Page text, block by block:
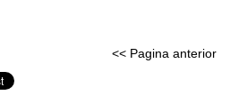
<< Pagina anterior